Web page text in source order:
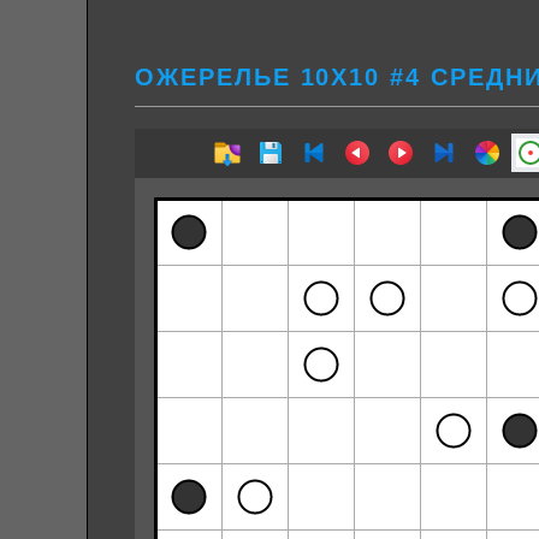
ОЖЕРЕЛЬЕ 10Х10 #4